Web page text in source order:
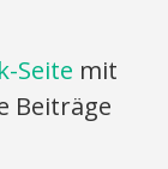
Seite mit
Beiträge